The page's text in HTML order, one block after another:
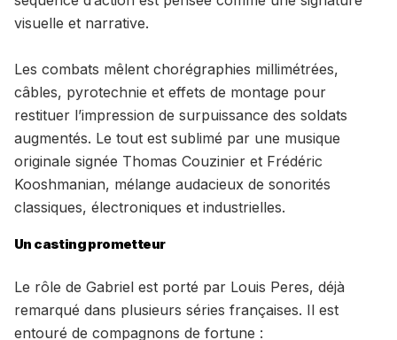
visuelle et narrative.
Les combats mêlent chorégraphies millimétrées,
câbles, pyrotechnie et effets de montage pour
restituer l’impression de surpuissance des soldats
augmentés. Le tout est sublimé par une musique
originale signée Thomas Couzinier et Frédéric
Kooshmanian, mélange audacieux de sonorités
classiques, électroniques et industrielles.
Un casting prometteur
Le rôle de Gabriel est porté par Louis Peres, déjà
remarqué dans plusieurs séries françaises. Il est
entouré de compagnons de fortune :